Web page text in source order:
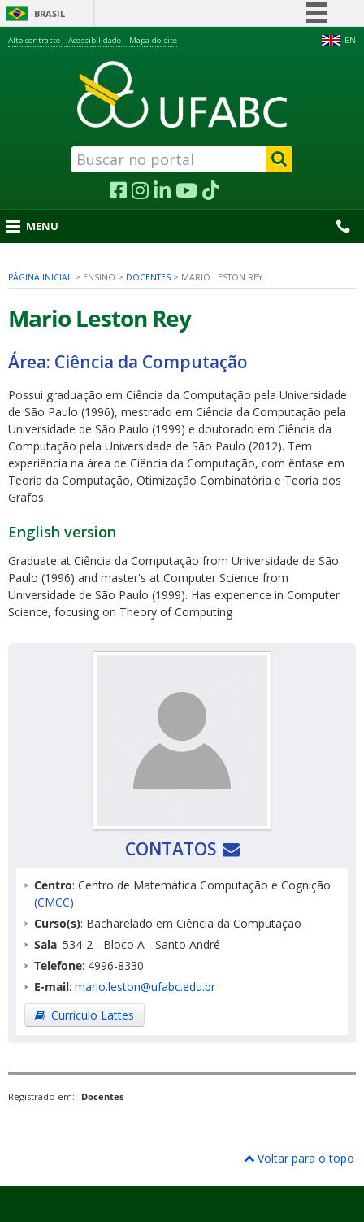
BRASIL
Acesso à informação
Legislação
Canais
EN
Alto contraste Acessibilidade Mapa do site
MENU
PÁGINA INICIAL > ENSINO > DOCENTES > MARIO LESTON REY
Mario Leston Rey
Área: Ciência da Computação
Possui graduação em Ciência da Computação pela Universidade
de São Paulo (1996), mestrado em Ciência da Computação pela
Universidade de São Paulo (1999) e doutorado em Ciência da
Computação pela Universidade de São Paulo (2012). Tem
experiência na área de Ciência da Computação, com ênfase em
Teoria da Computação, Otimização Combinatória e Teoria dos
Grafos.
English version
Graduate at Ciência da Computação from Universidade de São
Paulo (1996) and master's at Computer Science from
Universidade de São Paulo (1999). Has experience in Computer
Science, focusing on Theory of Computing
CONTATOS
Centro: Centro de Matemática Computação e Cognição
(CMCC)
Curso(s): Bacharelado em Ciência da Computação
Sala: 534-2 - Bloco A - Santo André
Telefone: 4996-8330
E-mail: mario.leston@ufabc.edu.br
Currículo Lattes
Registrado em: Docentes
Voltar para o topo